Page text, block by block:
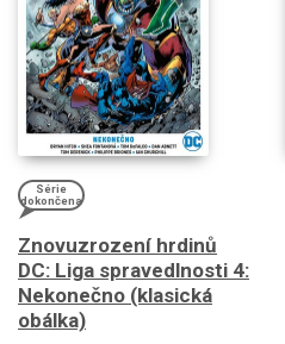
Série
dokončena
Znovuzrození hrdinů
DC: Liga spravedlnosti 4:
Nekonečno (klasická
obálka)